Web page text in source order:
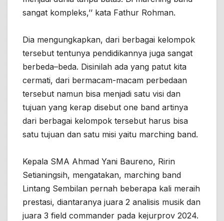
sangat kompleks,’’ kata Fathur Rohman.
Dia mengungkapkan, dari berbagai kelompok
tersebut tentunya pendidikannya juga sangat
berbeda–beda. Disinilah ada yang patut kita
cermati, dari bermacam-macam perbedaan
tersebut namun bisa menjadi satu visi dan
tujuan yang kerap disebut one band artinya
dari berbagai kelompok tersebut harus bisa
satu tujuan dan satu misi yaitu marching band.
Kepala SMA Ahmad Yani Baureno, Ririn
Setianingsih, mengatakan, marching band
Lintang Sembilan pernah beberapa kali meraih
prestasi, diantaranya juara 2 analisis musik dan
juara 3 field commander pada kejurprov 2024.